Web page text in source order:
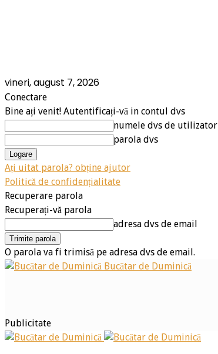
vineri, august 7, 2026
Conectare
Bine ați venit! Autentificați-vă in contul dvs
numele dvs de utilizator
parola dvs
Ați uitat parola? obține ajutor
Politică de confidențialitate
Recuperare parola
Recuperați-vă parola
adresa dvs de email
O parola va fi trimisă pe adresa dvs de email.
Bucătar de Duminică
Publicitate